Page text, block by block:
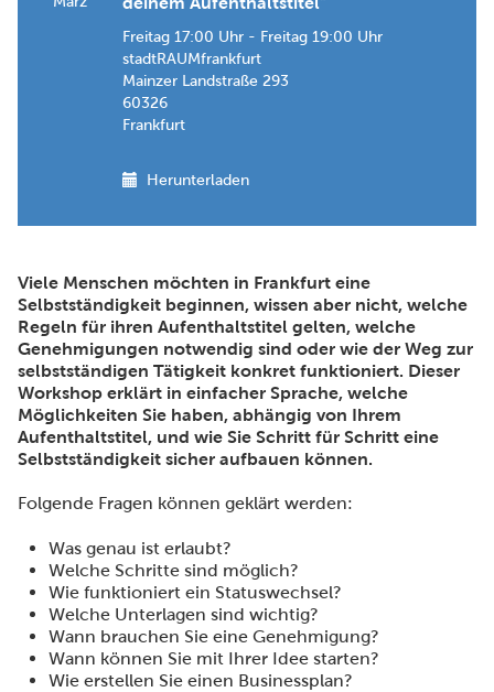
Freitag 17:00 Uhr - Freitag 19:00 Uhr
stadtRAUMfrankfurt
Mainzer Landstraße 293
60326
Frankfurt
Herunterladen
Viele Menschen möchten in Frankfurt eine
Selbstständigkeit beginnen, wissen aber nicht, welche
Regeln für ihren Aufenthaltstitel gelten, welche
Genehmigungen notwendig sind oder wie der Weg zur
selbstständigen Tätigkeit konkret funktioniert. Dieser
Workshop erklärt in einfacher Sprache, welche
Möglichkeiten Sie haben, abhängig von Ihrem
Aufenthaltstitel, und wie Sie Schritt für Schritt eine
Selbstständigkeit sicher aufbauen können.
Folgende Fragen können geklärt werden:
Was genau ist erlaubt?
Welche Schritte sind möglich?
Wie funktioniert ein Statuswechsel?
Welche Unterlagen sind wichtig?
Wann brauchen Sie eine Genehmigung?
Wann können Sie mit Ihrer Idee starten?
Wie erstellen Sie einen Businessplan?